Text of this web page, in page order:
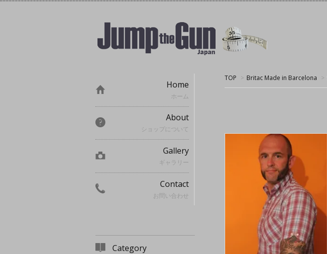
TOP > Britac Made in Barcelona >
Home
ホーム
About
ショップについて
Gallery
ギャラリー
Contact
お問い合わせ
Category